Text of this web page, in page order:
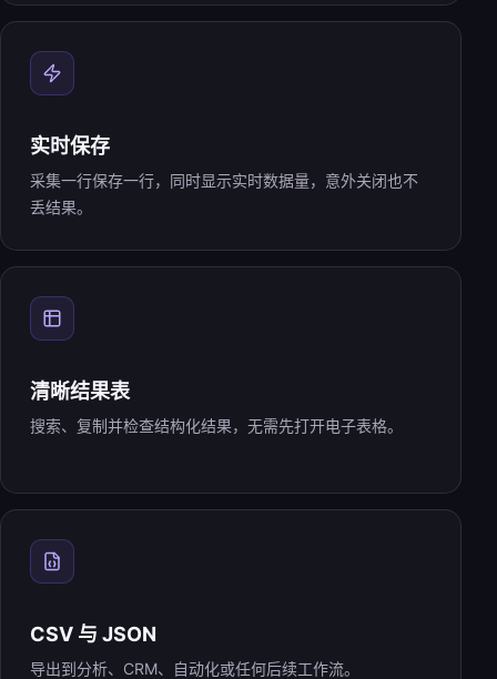
实时保存
采集一行保存一行，同时显示实时数据量，意外关闭也不
丢结果。
清晰结果表
搜索、复制并检查结构化结果，无需先打开电子表格。
CSV 与 JSON
导出到分析、CRM、自动化或任何后续工作流。